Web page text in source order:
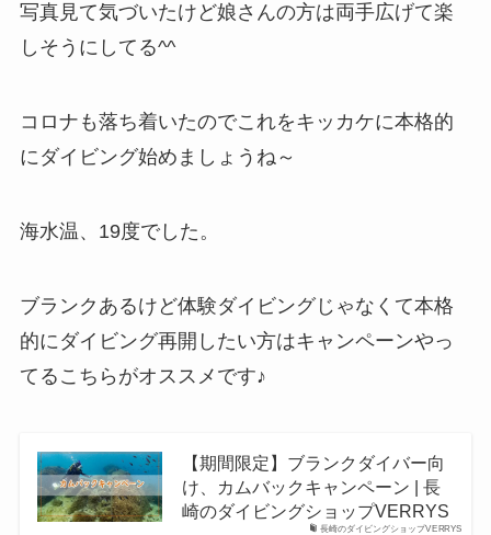
写真見て気づいたけど娘さんの方は両手広げて楽
しそうにしてる^^
コロナも落ち着いたのでこれをキッカケに本格的
にダイビング始めましょうね～
海水温、19度でした。
ブランクあるけど体験ダイビングじゃなくて本格
的にダイビング再開したい方はキャンペーンやっ
てるこちらがオススメです♪
長崎のダイビングショップVERRYS
【期間限定】ブランクダイバー向
け、カムバックキャンペーン | 長
崎のダイビングショップVERRYS